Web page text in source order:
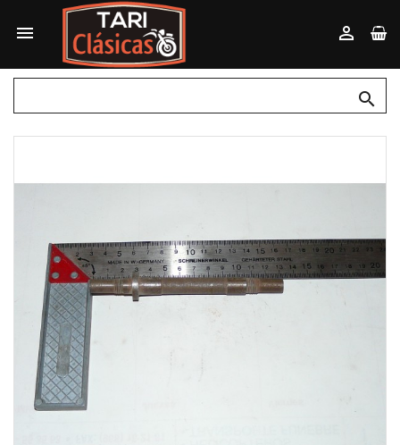
 
